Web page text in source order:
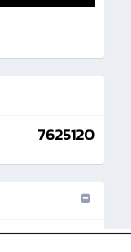
7625120